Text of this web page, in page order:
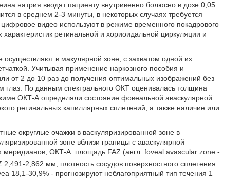
натрия вводят пациенту внутривенно болюсно в дозе 0,05
в среднем 2-3 минуты, в некоторых случаях требуется
видео используют в режиме временного покадрового
ретинальной и хориоидальной циркуляции и
в макулярной зоне, с захватом одной из
Учитывая применение наркозного пособия и
от 2 до 10 раз до получения оптимальных изображений без
По данным спектрального ОКТ оценивалась толщина
ОКТ-А определяли состояние фовеальной аваскулярной
ретинальных капиллярных сплетений, а также наличие или
округлые очажки в васкуляризированной зоне в
зоне вблизи границы с аваскулярной
ОКТ-А: площадь FAZ (англ. foveal avascular zone -
2,491-2,862 мм, плотность сосудов поверхностного сплетения
18,1-30,9% - прогнозируют неблагоприятный тип течения 1